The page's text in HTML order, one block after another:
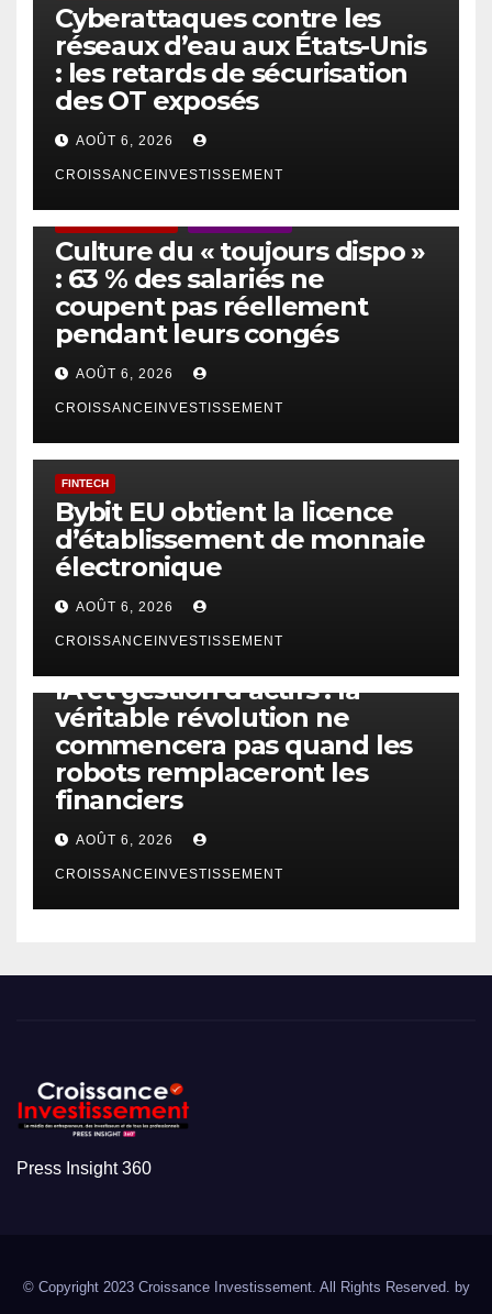
Cyberattaques contre les
réseaux d’eau aux États-Unis
: les retards de sécurisation
des OT exposés
AOÛT 6, 2026
CROISSANCEINVESTISSEMENT
Culture du « toujours dispo »
: 63 % des salariés ne
coupent pas réellement
pendant leurs congés
AOÛT 6, 2026
CROISSANCEINVESTISSEMENT
FINTECH
Bybit EU obtient la licence
d’établissement de monnaie
électronique
AOÛT 6, 2026
CROISSANCEINVESTISSEMENT
IA et gestion d’actifs : la
véritable révolution ne
commencera pas quand les
robots remplaceront les
financiers
AOÛT 6, 2026
CROISSANCEINVESTISSEMENT
Press Insight 360
© Copyright 2023 Croissance Investissement. All Rights Reserved. by